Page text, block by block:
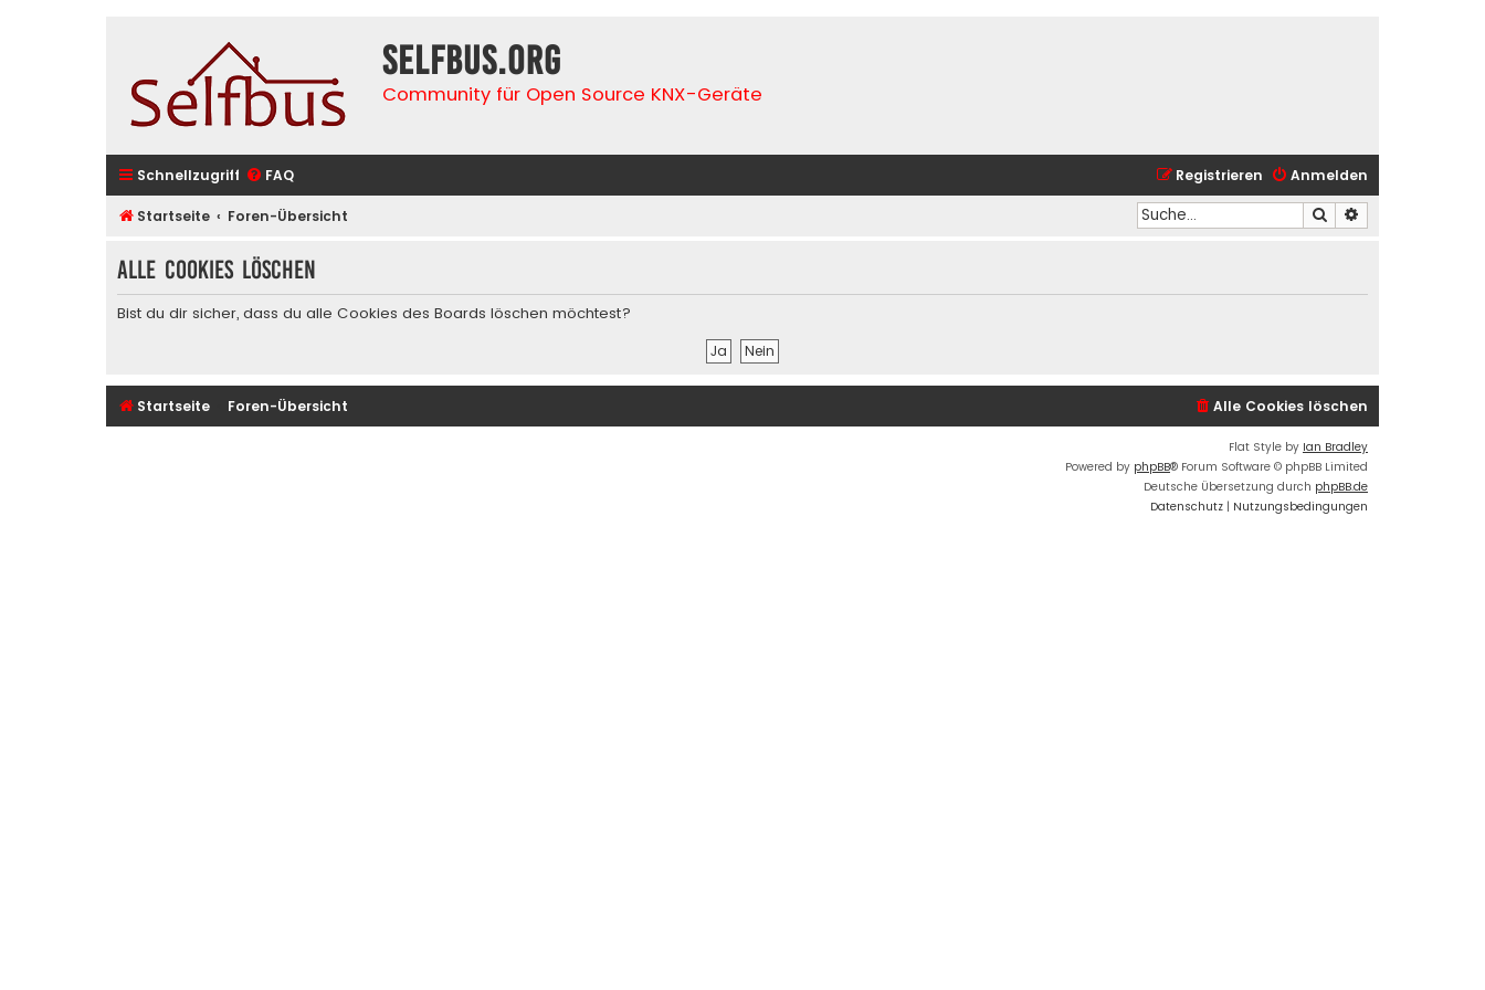
selfbus.org
Community für Open Source KNX-Geräte
Schnellzugriff FAQ Anmelden
Registrieren
Startseite Foren-Übersicht Suche
Alle Cookies löschen
Bist du dir sicher, dass du alle Cookies des Boards löschen möchtest?
Startseite Foren-Übersicht Alle Cookies löschen
Flat Style by Ian Bradley
Powered by phpBB® Forum Software © phpBB Limited
Deutsche Übersetzung durch phpBB.de
Datenschutz | Nutzungsbedingungen